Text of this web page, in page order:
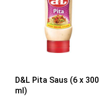
D&L Pita Saus (6 x 300
ml)